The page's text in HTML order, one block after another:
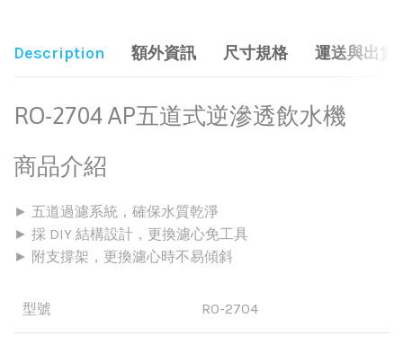
Description 額外資訊 尺寸規格 運送與出貨
RO-2704 AP五道式逆滲透飲水機
商品介紹
► 五道過濾系統，確保水質乾淨
► 採 DIY 結構設計，更換濾心免工具
► 附支撐架，更換濾心時不易傾斜
型號 RO-2704